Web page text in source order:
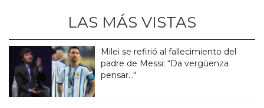
LAS MÁS VISTAS
Milei se refirió al fallecimiento del
padre de Messi: “Da vergüenza
pensar..."